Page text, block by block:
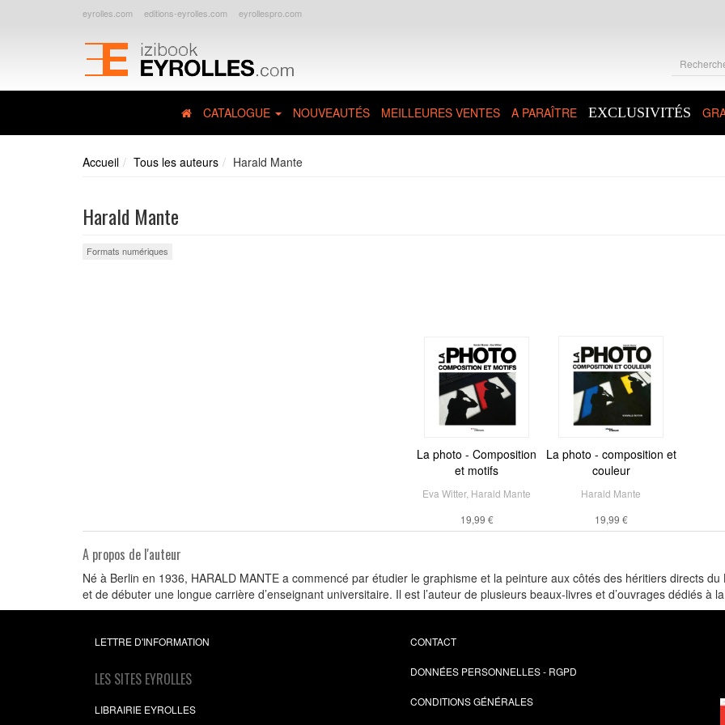
eyrolles.com editions-eyrolles.com eyrollespro.com
CATALOGUE NOUVEAUTÉS MEILLEURES VENTES A PARAÎTRE EXCLUSIVITÉS
Accueil Tous les auteurs Harald Mante
Harald Mante
Formats numériques
La photo - Composition
et motifs
Eva Witter, Harald Mante
19,99 €
La photo - composition et
couleur
Harald Mante
19,99 €
A propos de l'auteur
Né à Berlin en 1936, HARALD MANTE a commencé par étudier le graphisme et la peinture aux côtés des héritiers directs
et de débuter une longue carrière d’enseignant universitaire. Il est l’auteur de plusieurs beaux-livres et d’ouvrages dédiés à
LETTRE D'INFORMATION
LES SITES EYROLLES
LIBRAIRIE EYROLLES
CONTACT
DONNÉES PERSONNELLES - RGPD
CONDITIONS GÉNÉRALES